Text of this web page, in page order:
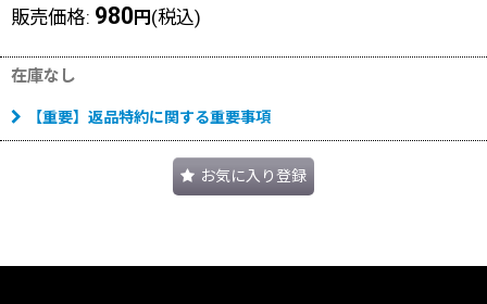
販売価格: 980 円 (税込)
在庫なし
【重要】返品特約に関する重要事項
お気に入り登録